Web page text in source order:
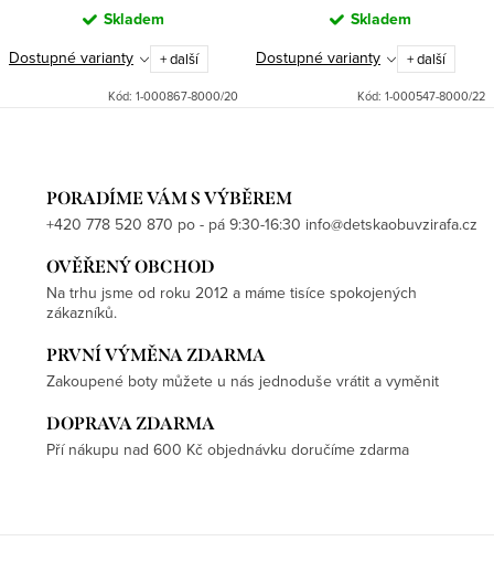
Skladem
Dostupné varianty
+ další
Kód: 1-000867-8000/20
Skladem
Dostupné varianty
+ další
Kód: 1-000547-8000/22
PORADÍME VÁM S VÝBĚREM
+420 778 520 870 po - pá 9:30-16:30 info@detskaobuvzirafa.cz
OVĚŘENÝ OBCHOD
Na trhu jsme od roku 2012 a máme tisíce spokojených
zákazníků.
PRVNÍ VÝMĚNA ZDARMA
Zakoupené boty můžete u nás jednoduše vrátit a vyměnit
DOPRAVA ZDARMA
Pří nákupu nad 600 Kč objednávku doručíme zdarma